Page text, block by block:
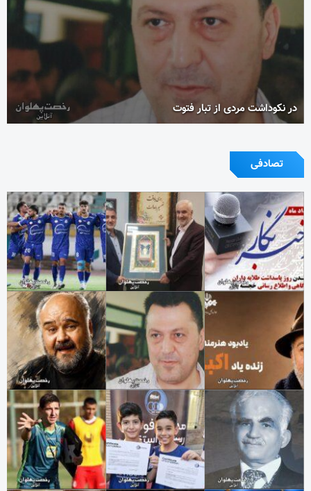
در نکوداشت مردی از تبار فتوت
تصادفی